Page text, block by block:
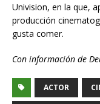
Univision, en la que,
producción
gusta comer.
Con información de
ACTOR